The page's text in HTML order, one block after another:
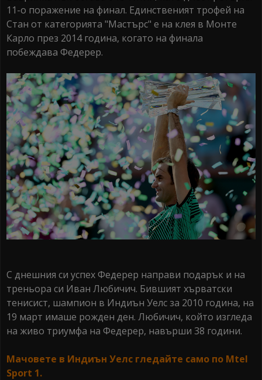
11-о поражение на финал. Единственият трофей на
Стан от категорията "Мастърс" е на клея в Монте
Карло през 2014 година, когато на финала
побеждава Федерер.
С днешния си успех Федерер направи подарък и на
треньора си Иван Любичич. Бившият хърватски
тенисист, шампион в Индиън Уелс за 2010 година, на
19 март имаше рожден ден. Любичич, който изгледа
на живо триумфа на Федерер, навърши 38 години.
Мачовете в Индиън Уелс гледайте само по Mtel
Sport 1.